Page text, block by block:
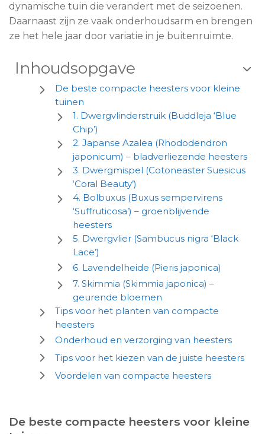
dynamische tuin die verandert met de seizoenen.
Daarnaast zijn ze vaak onderhoudsarm en brengen
ze het hele jaar door variatie in je buitenruimte.
Inhoudsopgave 
De beste compacte heesters voor kleine
tuinen
1. Dwergvlinderstruik (Buddleja ‘Blue
Chip’)
2. Japanse Azalea (Rhododendron
japonicum) – bladverliezende heesters
3. Dwergmispel (Cotoneaster Suesicus
‘Coral Beauty’)
4. Bolbuxus (Buxus sempervirens
‘Suffruticosa’) – groenblijvende
heesters
5. Dwergvlier (Sambucus nigra ‘Black
Lace’)
6. Lavendelheide (Pieris japonica)
7. Skimmia (Skimmia japonica) –
geurende bloemen
Tips voor het planten van compacte
heesters
Onderhoud en verzorging van heesters
Tips voor het kiezen van de juiste heesters
Voordelen van compacte heesters
De beste compacte heesters voor kleine